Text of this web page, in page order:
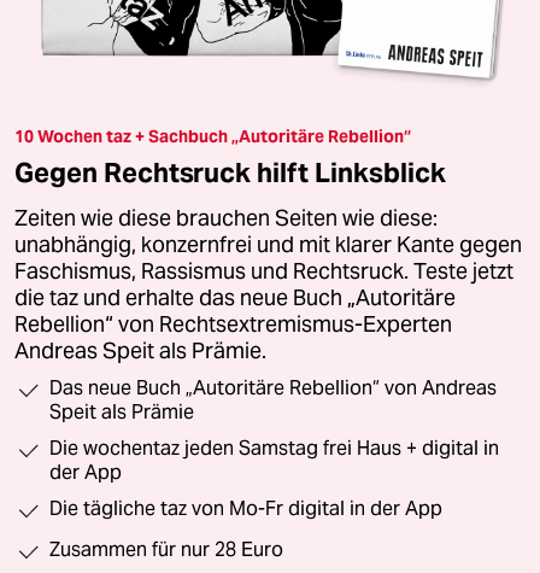
10 Wochen taz + Sachbuch „Autoritäre Rebellion“
Gegen Rechtsruck hilft Linksblick
Zeiten wie diese brauchen Seiten wie diese:
unabhängig, konzernfrei und mit klarer Kante gegen
Faschismus, Rassismus und Rechtsruck. Teste jetzt
die taz und erhalte das neue Buch „Autoritäre
Rebellion“ von Rechtsextremismus-Experten
Andreas Speit als Prämie.
Das neue Buch „Autoritäre Rebellion“ von Andreas
Speit als Prämie
Die wochentaz jeden Samstag frei Haus + digital in
der App
Die tägliche taz von Mo-Fr digital in der App
Zusammen für nur 28 Euro